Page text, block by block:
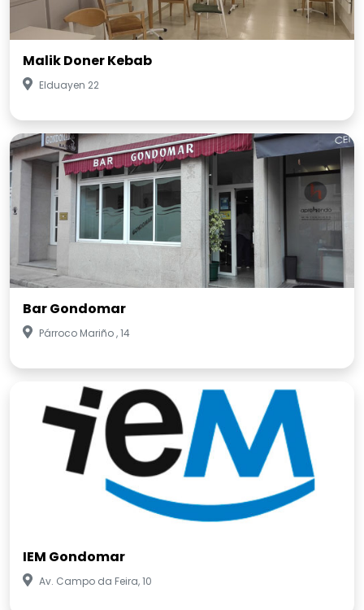
Malik Doner Kebab
Elduayen 22
Bar Gondomar
Párroco Mariño , 14
IEM Gondomar
Av. Campo da Feira, 10